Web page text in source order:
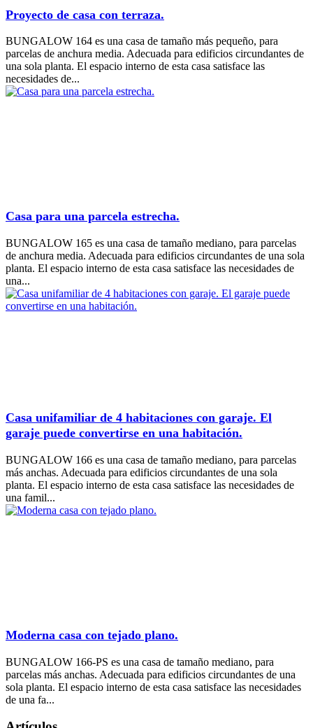
Proyecto de casa con terraza.
BUNGALOW 164 es una casa de tamaño más pequeño, para
parcelas de anchura media. Adecuada para edificios circundantes de
una sola planta. El espacio interno de esta casa satisface las
necesidades de...
Casa para una parcela estrecha.
BUNGALOW 165 es una casa de tamaño mediano, para parcelas
de anchura media. Adecuada para edificios circundantes de una sola
planta. El espacio interno de esta casa satisface las necesidades de
una...
Casa unifamiliar de 4 habitaciones con garaje. El
garaje puede convertirse en una habitación.
BUNGALOW 166 es una casa de tamaño mediano, para parcelas
más anchas. Adecuada para edificios circundantes de una sola
planta. El espacio interno de esta casa satisface las necesidades de
una famil...
Moderna casa con tejado plano.
BUNGALOW 166-PS es una casa de tamaño mediano, para
parcelas más anchas. Adecuada para edificios circundantes de una
sola planta. El espacio interno de esta casa satisface las necesidades
de una fa...